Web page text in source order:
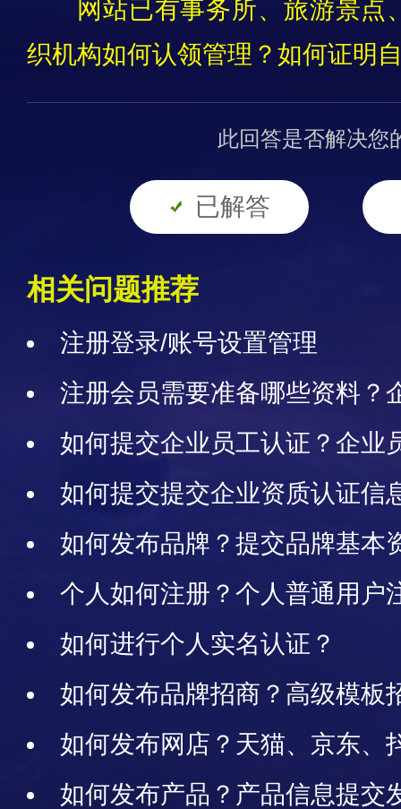
网站已有事务所、旅游景点
织机构如何认领管理？如何证明
此回答是否解决您
已解答
相关问题推荐
注册登录/账号设置管理
注册会员需要准备哪些资料？
如何提交企业员工认证？企业
如何提交提交企业资质认证信
资质认证年检
如何发布品牌？提交品牌基本
个人如何注册？个人普通用户
南
如何进行个人实名认证？
如何发布品牌招商？高级模板
布权限说明
如何发布网店？天猫、京东、
网店信息怎样发布
如何发布产品？产品信息提交